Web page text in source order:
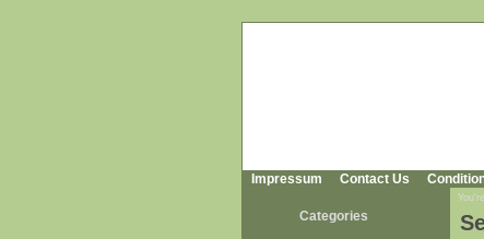
Impressum Contact Us
Categories